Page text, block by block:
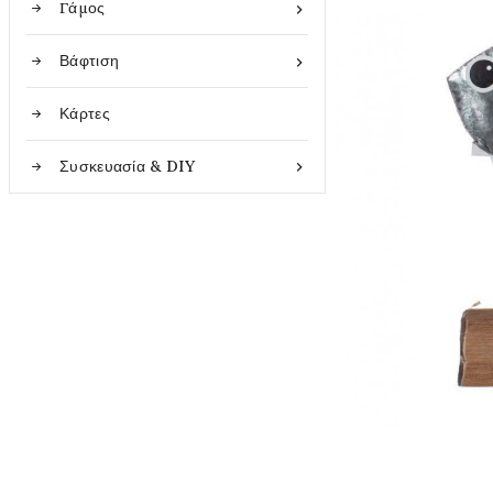

Γάμος

Βάφτιση
Κάρτες

Συσκευασία & DIY